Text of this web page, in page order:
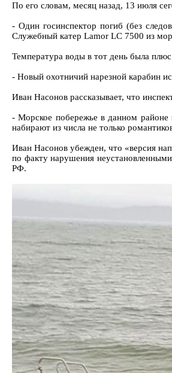
По его словам, месяц назад, 13 июля
- Один госинспектор погиб (без
Служебный катер Lamor LC 7500 из
Температура воды в тот день была
- Новый охотничий нарезной карабин
Иван Насонов рассказывает, что
- Морское побережье в данном районе
набирают из числа не только
Иван Насонов убежден, что «версия
по факту нарушения
РФ.